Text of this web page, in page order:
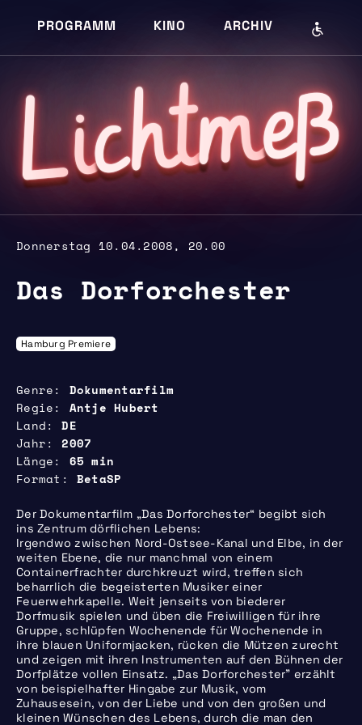
PROGRAMM KINO ARCHIV
Lichtmeß
Donnerstag 10.04.2008, 20.00
Das Dorforchester
Hamburg Premiere
Genre
Dokumentarfilm
Regie
Antje Hubert
Land
DE
Jahr
2007
Länge
65 min
Format
BetaSP
Der Dokumentarfilm „Das Dorforchester“ begibt sich
ins Zentrum dörflichen Lebens:
Irgendwo zwischen Nord-Ostsee-Kanal und Elbe, in der
weiten Ebene, die nur manchmal von einem
Containerfrachter durchkreuzt wird, treffen sich
beharrlich die begeisterten Musiker einer
Feuerwehrkapelle. Weit jenseits von biederer
Dorfmusik spielen und üben die Freiwilligen für ihre
Gruppe, schlüpfen Wochenende für Wochenende in
ihre blauen Uniformjacken, rücken die Mützen zurecht
und zeigen mit ihren Instrumenten auf den Bühnen der
Dorfplätze vollen Einsatz. „Das Dorforchester” erzählt
von beispielhafter Hingabe zur Musik, vom
Zuhausesein, von der Liebe und von den großen und
kleinen Wünschen des Lebens, durch die man den